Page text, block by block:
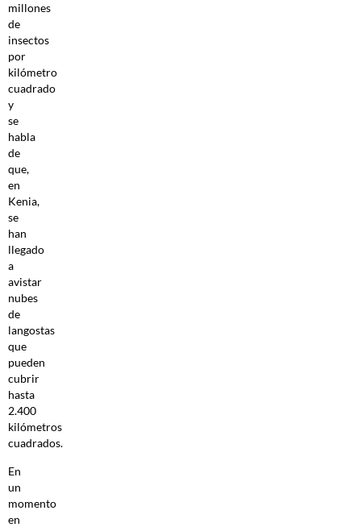
millones
de
insectos
por
kilómetro
cuadrado
y
se
habla
de
que,
en
Kenia,
se
han
llegado
a
avistar
nubes
de
langostas
que
pueden
cubrir
hasta
2.400
kilómetros
cuadrados.
En
un
momento
en